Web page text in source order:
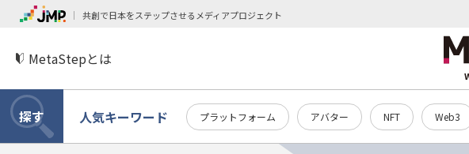
共創で日本をステップさせるメディアプロジェクト
MetaStepとは
探す 人気キーワード プラットフォーム アバター NFT Web3